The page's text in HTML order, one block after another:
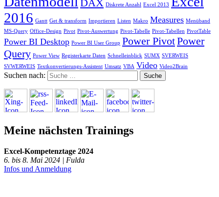
DAX Diskrete Anzahl Excel 2013
2016 Gantt Get & transform Importieren Listen Makro Measures Menüband
MS-Query Office-Design Pivot Pivot-Auswertung Pivot-Tabelle Pivot-Tabellen PivotTable
Power BI Desktop Power BI User Group Power PivotPower
Query Power View Registerkarte Daten Schnelleinblick SUMX SVERWEIS
SVWERWEIS Textkonvertierungs-Assistent Umsatz VBA Video Video2Brain
Suchen nach:
Meine nächsten Trainings
Excel-Kompetenztage 2024
6. bis 8. Mai 2024 | Fulda
Infos und Anmeldung